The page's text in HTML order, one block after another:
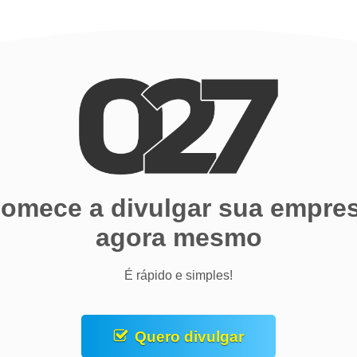
a divulgar sua
agora mesmo
É rápido e simples!
Quero divulgar